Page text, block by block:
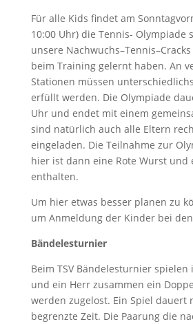
Für alle Kids findet am
10:00 Uhr) die Tennis- Olympiade
unsere
beim Training gelernt haben. An
Stationen müssen
erfüllt werden. Die Olympiade
Uhr und endet mit einem
sind natürlich auch alle Eltern
eingeladen. Die Teilnahme zur
hier ist dann eine Rote Wurst und
enthalten.
Um hier etwas besser planen zu
um Anmeldung der Kinder bei
Bändelesturnier
Beim TSV Bändelesturnier spielen
und ein Herr zusammen ein
werden zugelost. Ein Spiel dauert
begrenzte Zeit. Die Paarung die